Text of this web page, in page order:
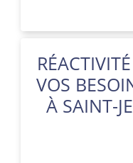
VOS
À SAINT-